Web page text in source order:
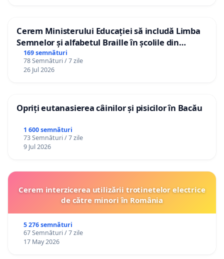
Cerem Ministerului Educației să includă Limba
Semnelor și alfabetul Braille în școlile din
Republica Moldova!
169 semnături
78 Semnături / 7 zile
26 Jul 2026
Opriți eutanasierea câinilor și pisicilor în Bacău
1 600 semnături
73 Semnături / 7 zile
9 Jul 2026
Cerem interzicerea utilizării trotinetelor electrice
de către minori în România
5 276 semnături
67 Semnături / 7 zile
17 May 2026